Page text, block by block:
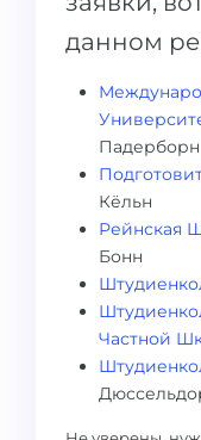
данном
Падерборн
Кёльн
Рейнская
Бонн
Частной